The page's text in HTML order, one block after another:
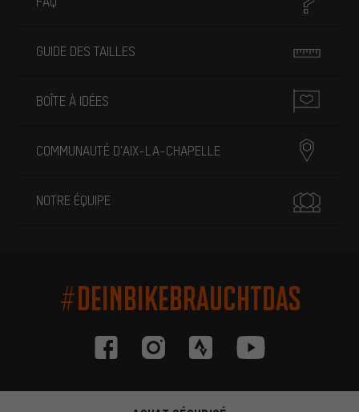
GUIDE DES TAILLES
BOÎTE À IDÉES
COMMUNAUTÉ D'AIX-LA-CHAPELLE
NOTRE ÉQUIPE
#DEINBIKEBRAUCHTDAS